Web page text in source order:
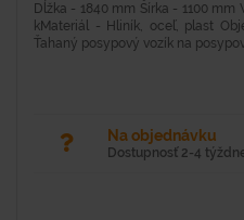
Dĺžka - 1840 mm Šírka - 1100
kMateriál - Hliník, oceľ, plast
Ťahaný posypový vozík na
Na objednávku
Dostupnosť 2-4